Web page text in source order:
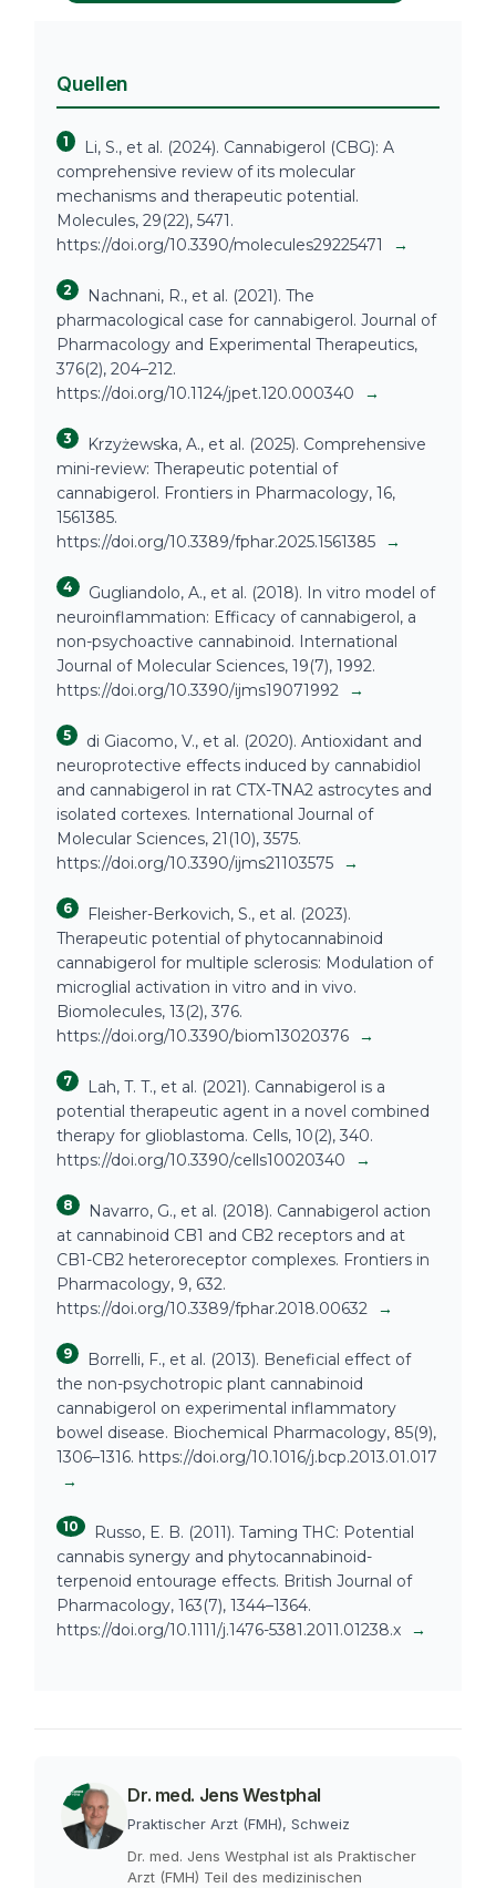
Quellen
1
Li, S., et al. (2024). Cannabigerol (CBG): A
comprehensive review of its molecular
mechanisms and therapeutic potential.
Molecules, 29(22), 5471.
https://doi.org/10.3390/molecules29225471
→
2
Nachnani, R., et al. (2021). The
pharmacological case for cannabigerol. Journal of
Pharmacology and Experimental Therapeutics,
376(2), 204–212.
https://doi.org/10.1124/jpet.120.000340
→
3
Krzyżewska, A., et al. (2025). Comprehensive
mini-review: Therapeutic potential of
cannabigerol. Frontiers in Pharmacology, 16,
1561385.
https://doi.org/10.3389/fphar.2025.1561385
→
4
Gugliandolo, A., et al. (2018). In vitro model of
neuroinflammation: Efficacy of cannabigerol, a
non-psychoactive cannabinoid. International
Journal of Molecular Sciences, 19(7), 1992.
https://doi.org/10.3390/ijms19071992
→
5
di Giacomo, V., et al. (2020). Antioxidant and
neuroprotective effects induced by cannabidiol
and cannabigerol in rat CTX-TNA2 astrocytes and
isolated cortexes. International Journal of
Molecular Sciences, 21(10), 3575.
https://doi.org/10.3390/ijms21103575
→
6
Fleisher-Berkovich, S., et al. (2023).
Therapeutic potential of phytocannabinoid
cannabigerol for multiple sclerosis: Modulation of
microglial activation in vitro and in vivo.
Biomolecules, 13(2), 376.
https://doi.org/10.3390/biom13020376
→
7
Lah, T. T., et al. (2021). Cannabigerol is a
potential therapeutic agent in a novel combined
therapy for glioblastoma. Cells, 10(2), 340.
https://doi.org/10.3390/cells10020340
→
8
Navarro, G., et al. (2018). Cannabigerol action
at cannabinoid CB1 and CB2 receptors and at
CB1-CB2 heteroreceptor complexes. Frontiers in
Pharmacology, 9, 632.
https://doi.org/10.3389/fphar.2018.00632
→
9
Borrelli, F., et al. (2013). Beneficial effect of
the non-psychotropic plant cannabinoid
cannabigerol on experimental inflammatory
bowel disease. Biochemical Pharmacology, 85(9),
1306–1316. https://doi.org/10.1016/j.bcp.2013.01.017
→
10
Russo, E. B. (2011). Taming THC: Potential
cannabis synergy and phytocannabinoid-
terpenoid entourage effects. British Journal of
Pharmacology, 163(7), 1344–1364.
https://doi.org/10.1111/j.1476-5381.2011.01238.x
→
Dr. med. Jens Westphal
Praktischer Arzt (FMH), Schweiz
Dr. med. Jens Westphal ist als Praktischer
Arzt (FMH) Teil des medizinischen